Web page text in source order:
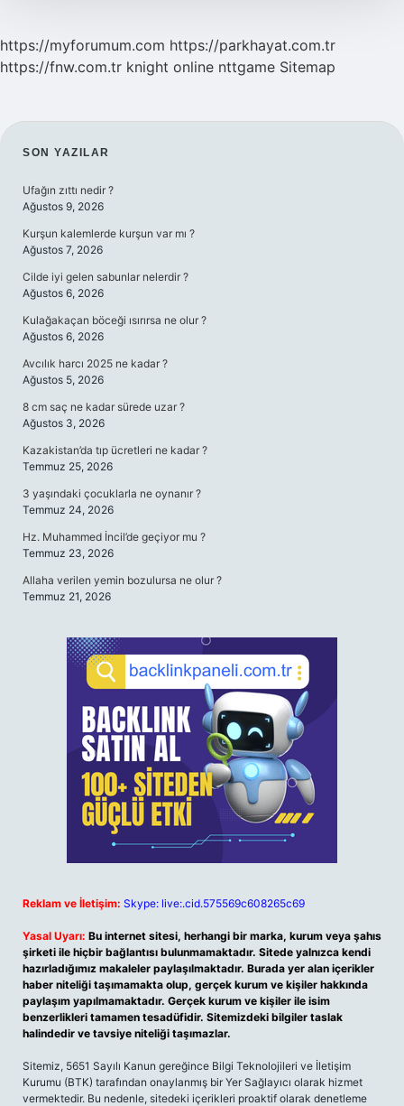
https://myforumum.com https://parkhayat.com.tr
https://fnw.com.tr knight online nttgame Sitemap
SIDEBAR
SON YAZILAR
Ufağın zıttı nedir ?
Ağustos 9, 2026
Kurşun kalemlerde kurşun var mı ?
Ağustos 7, 2026
Cilde iyi gelen sabunlar nelerdir ?
Ağustos 6, 2026
Kulağakaçan böceği ısırırsa ne olur ?
Ağustos 6, 2026
Avcılık harcı 2025 ne kadar ?
Ağustos 5, 2026
8 cm saç ne kadar sürede uzar ?
Ağustos 3, 2026
Kazakistan’da tıp ücretleri ne kadar ?
Temmuz 25, 2026
3 yaşındaki çocuklarla ne oynanır ?
Temmuz 24, 2026
Hz. Muhammed İncil’de geçiyor mu ?
Temmuz 23, 2026
Allaha verilen yemin bozulursa ne olur ?
Temmuz 21, 2026
Reklam ve İletişim: Skype: live:.cid.575569c608265c69
Yasal Uyarı: Bu internet sitesi, herhangi bir marka, kurum veya şahıs
şirketi ile hiçbir bağlantısı bulunmamaktadır. Sitede yalnızca kendi
hazırladığımız makaleler paylaşılmaktadır. Burada yer alan içerikler
haber niteliği taşımamakta olup, gerçek kurum ve kişiler hakkında
paylaşım yapılmamaktadır. Gerçek kurum ve kişiler ile isim
benzerlikleri tamamen tesadüfidir. Sitemizdeki bilgiler taslak
halindedir ve tavsiye niteliği taşımazlar.
Sitemiz, 5651 Sayılı Kanun gereğince Bilgi Teknolojileri ve İletişim
Kurumu (BTK) tarafından onaylanmış bir Yer Sağlayıcı olarak hizmet
vermektedir. Bu nedenle, sitedeki içerikleri proaktif olarak denetleme